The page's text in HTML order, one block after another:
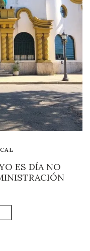
ES DÍA NO